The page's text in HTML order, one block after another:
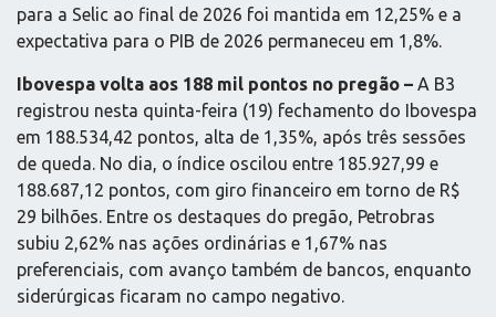
para a Selic ao final de 2026 foi mantida em 12,25% e a
expectativa para o PIB de 2026 permaneceu em 1,8%.
Ibovespa volta aos 188 mil pontos no pregão – A B3
registrou nesta quinta-feira (19) fechamento do Ibovespa
em 188.534,42 pontos, alta de 1,35%, após três sessões
de queda. No dia, o índice oscilou entre 185.927,99 e
188.687,12 pontos, com giro financeiro em torno de R$
29 bilhões. Entre os destaques do pregão, Petrobras
subiu 2,62% nas ações ordinárias e 1,67% nas
preferenciais, com avanço também de bancos, enquanto
siderúrgicas ficaram no campo negativo.